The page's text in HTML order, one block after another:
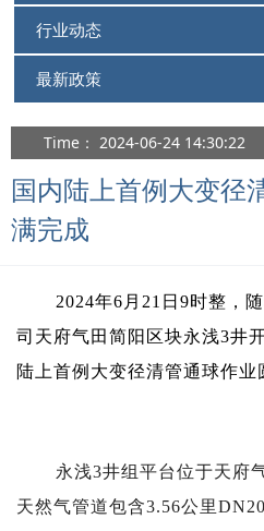
行业动态
最新政策
Time： 2024-06-24 14:30:22
国内陆上首例大变径
满完成
2024年6月21日9时整，
司天府气田简阳区块永浅3井
陆上首例大变径清管通球作业
永浅3井组平台位于天府
天然气管道包含3.56公里